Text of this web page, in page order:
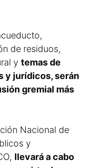
de residuos,
y temas de
y jurídicos, serán
gremial más
Nacional de
y
llevará a cabo